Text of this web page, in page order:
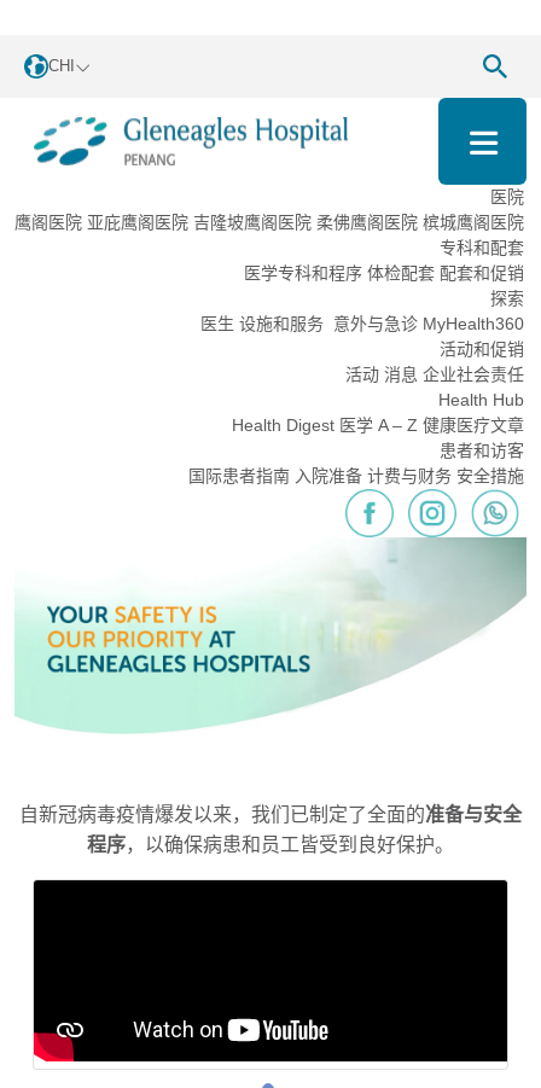
CHI
医院
鹰阁医院 亚庇鹰阁医院 吉隆坡鹰阁医院 柔佛鹰阁医院 槟城鹰阁医院
专科和配套
医学专科和程序 体检配套 配套和促销
探索
医生 设施和服务 意外与急诊 MyHealth360
活动和促销
活动 消息 企业社会责任
Health Hub
Health Digest 医学 A – Z 健康医疗文章
患者和访客
国际患者指南 入院准备 计费与财务 安全措施
自新冠病毒疫情爆发以来，我们已制定了全面的准备与安全
程序，以确保病患和员工皆受到良好保护。